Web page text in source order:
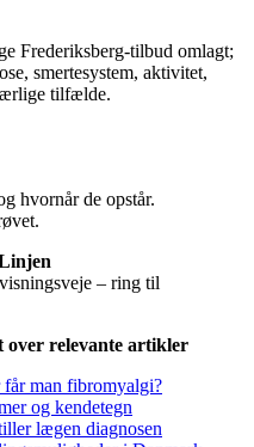
Frederiksberg-tilbud omlagt;
smertesystem, aktivitet,
tilfælde.
hvornår de opstår.
– ring til
over relevante artikler
man fibromyalgi?
og kendetegn
lægen diagnosen